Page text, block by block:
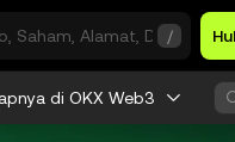
/
di OKX Web3